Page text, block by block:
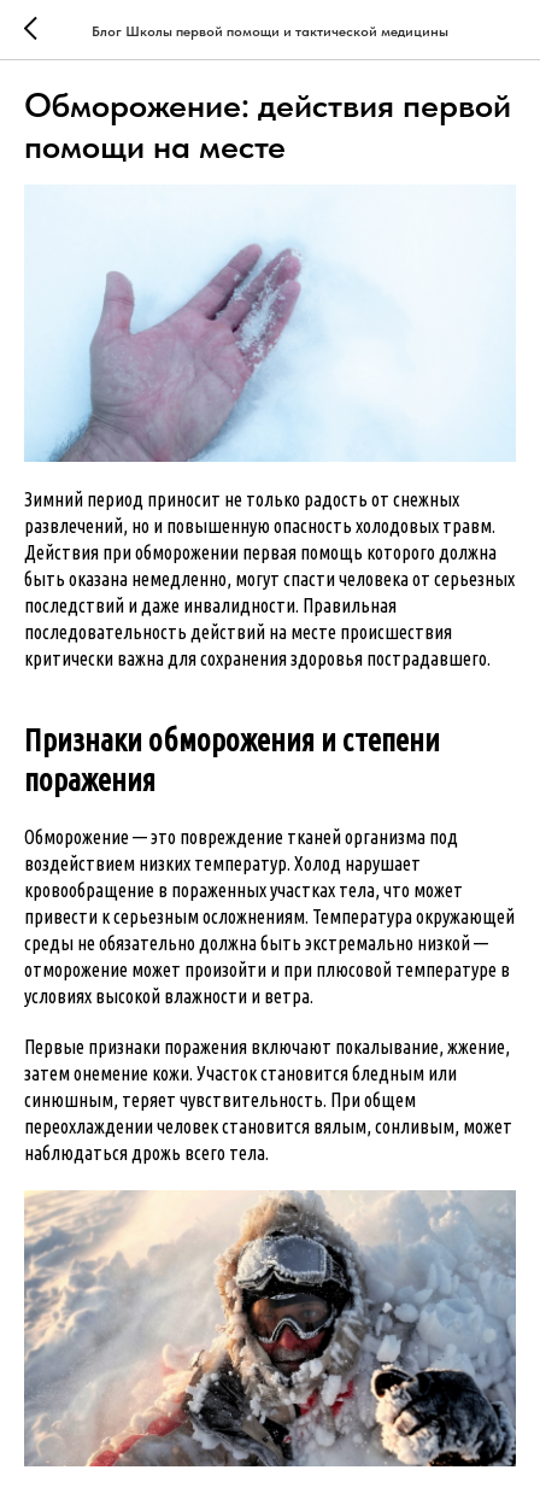
Блог Школы первой помощи и тактической медицины
Обморожение: действия первой
помощи на месте
Зимний период приносит не только радость от снежных
развлечений, но и повышенную опасность холодовых травм.
Действия при обморожении первая помощь которого должна
быть оказана немедленно, могут спасти человека от серьезных
последствий и даже инвалидности. Правильная
последовательность действий на месте происшествия
критически важна для сохранения здоровья пострадавшего.
Признаки обморожения и степени
поражения
Обморожение — это повреждение тканей организма под
воздействием низких температур. Холод нарушает
кровообращение в пораженных участках тела, что может
привести к серьезным осложнениям. Температура окружающей
среды не обязательно должна быть экстремально низкой —
отморожение может произойти и при плюсовой температуре в
условиях высокой влажности и ветра.
Первые признаки поражения включают покалывание, жжение,
затем онемение кожи. Участок становится бледным или
синюшным, теряет чувствительность. При общем
переохлаждении человек становится вялым, сонливым, может
наблюдаться дрожь всего тела.